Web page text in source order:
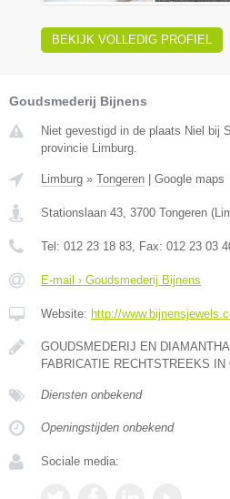
BEKIJK VOLLEDIG PROFIEL
Goudsmederij Bijnens
Niet gevestigd in de plaats Niel bij
provincie Limburg.
Limburg » Tongeren Google maps
Stationslaan 43, 3700 Tongeren (
Tel: 012 23 18 83, Fax: 012 23 03
E-mail › Goudsmederij Bijnens
Website: http://
GOUDSMEDERIJ EN
FABRICATIE RECHTSTREEKS IN
Diensten onbekend
Openingstijden onbekend
Sociale media: